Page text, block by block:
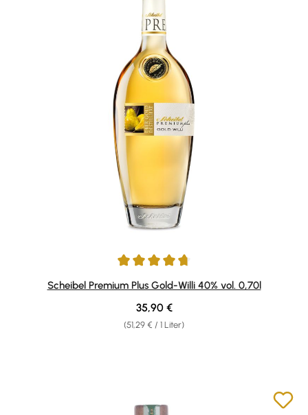
Durchschnittliche Bewertung von 4.84 von 5 Sternen
Scheibel Premium Plus Gold-Willi 40% vol. 0,70l
(51,29 € / 1 Liter)
Regulärer Preis:
35,90 €